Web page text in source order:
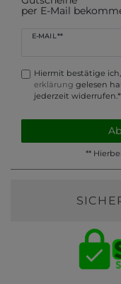
per E-Mail
E-MAIL **
Newsletter
Hiermit bestätige
erklärung gelesen
jederzeit
**